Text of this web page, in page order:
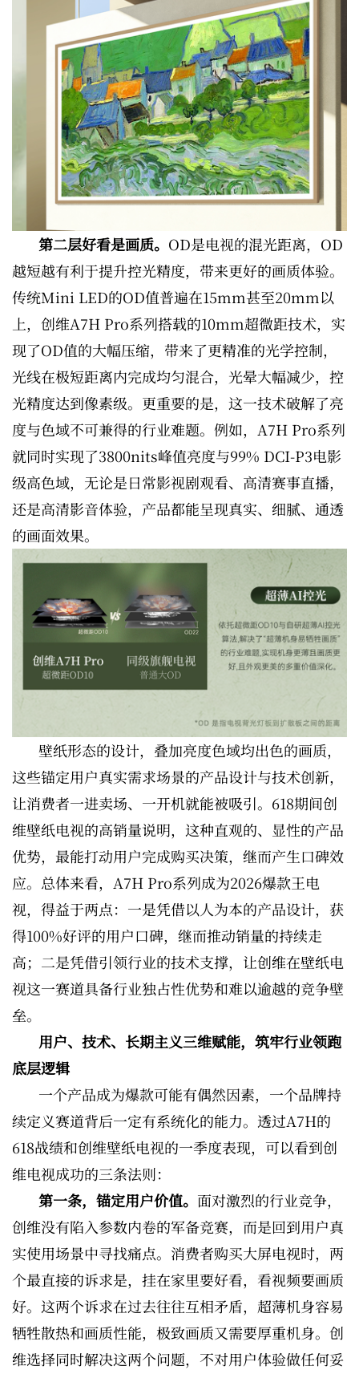
第二层好看是画质。 OD是电视的混光距离，OD
越短越有利于提升控光精度，带来更好的画质体验。
传统Mini LED的OD值普遍在15mm甚至20mm以
上，创维A7H Pro系列搭载的10mm超微距技术，实
现了OD值的大幅压缩，带来了更精准的光学控制，
光线在极短距离内完成均匀混合，光晕大幅减少，控
光精度达到像素级。更重要的是，这一技术破解了亮
度与色域不可兼得的行业难题。例如，A7H Pro系列
就同时实现了3800nits峰值亮度与99% DCI-P3电影
级高色域，无论是日常影视剧观看、高清赛事直播，
还是高清影音体验，产品都能呈现真实、细腻、通透
的画面效果。
壁纸形态的设计，叠加亮度色域均出色的画质，
这些锚定用户真实需求场景的产品设计与技术创新，
让消费者一进卖场、一开机就能被吸引。618期间创
维壁纸电视的高销量说明，这种直观的、显性的产品
优势，最能打动用户完成购买决策，继而产生口碑效
应。总体来看，A7H Pro系列成为2026爆款王电
视，得益于两点：一是凭借以人为本的产品设计，获
得100%好评的用户口碑，继而推动销量的持续走
高；二是凭借引领行业的技术支撑，让创维在壁纸电
视这一赛道具备行业独占性优势和难以逾越的竞争壁
垒。
用户、技术、长期主义三维赋能，筑牢行业领跑
底层逻辑
一个产品成为爆款可能有偶然因素，一个品牌持
续定义赛道背后一定有系统化的能力。透过A7H的
618战绩和创维壁纸电视的一季度表现，可以看到创
维电视成功的三条法则：
第一条，锚定用户价值。 面对激烈的行业竞争，
创维没有陷入参数内卷的军备竞赛，而是回到用户真
实使用场景中寻找痛点。消费者购买大屏电视时，两
个最直接的诉求是，挂在家里要好看，看视频要画质
好。这两个诉求在过去往往互相矛盾，超薄机身容易
牺牲散热和画质性能，极致画质又需要厚重机身。创
维选择同时解决这两个问题，不对用户体验做任何妥